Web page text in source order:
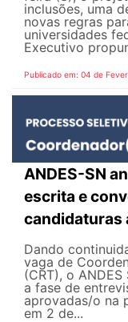
inclusões, uma
novas regras
universidades
Executivo
Publicado em: 04 de
ANDES-SN
escrita e
candidaturas
Dando
vaga de
(CRT), o
a fase de
aprovadas/o na
em 2 de...